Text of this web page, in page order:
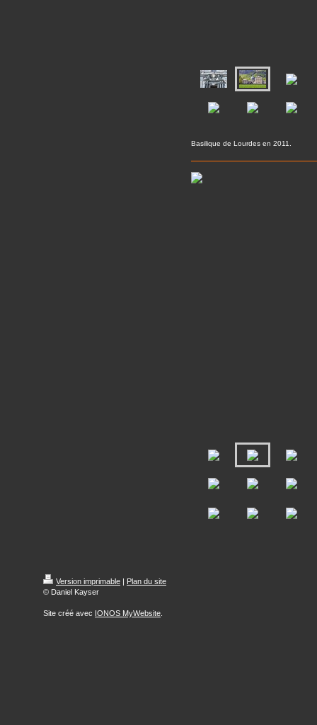
Basilique de Lourdes en 2011.
Version imprimable
Plan du site
© Daniel Kayser
Site créé avec IONOS MyWebsite